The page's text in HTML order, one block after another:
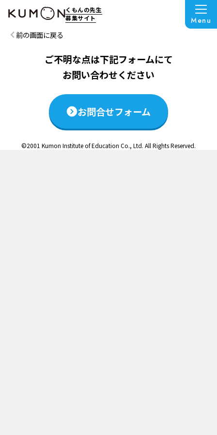
くもんの先生
募集サイト
Menu
この説明会は終了いたしました
前の画面に戻る
ご不明な点は下記フォームにて
お問い合わせください
お問合せフォーム
©2001 Kumon Institute of Education Co., Ltd. All Rights Reserved.